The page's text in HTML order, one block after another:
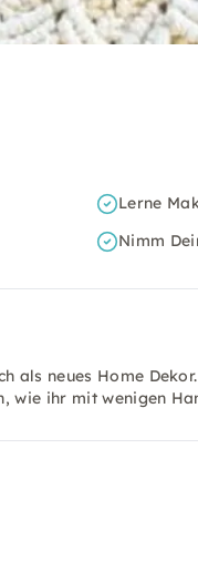
Lerne
Nimm
als neues Home
wie ihr mit wenigen